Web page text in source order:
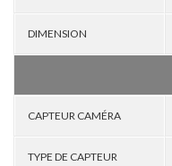
DIMENSION
CAPTEUR CAMÉRA
TYPE DE CAPTEUR